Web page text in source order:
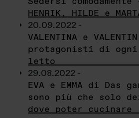
HENRIK, HILDE e
20.09.2022 -
VALENTINA e
protagonisti di ogni
letto
29.08.2022 -
EVA e EMMA di Das
sono più che solo
dove poter cucinare